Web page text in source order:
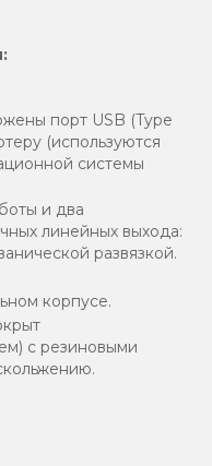
порт USB (Type
(используются
системы
и два
линейных выхода:
развязкой.
корпусе.
с резиновыми